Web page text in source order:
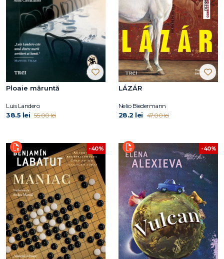
Ploaie măruntă
Luis Landero
38.5 lei 55.00 lei
LÁZÁR
Nelio Biedermann
28.2 lei 47.00 lei
-40% -40%